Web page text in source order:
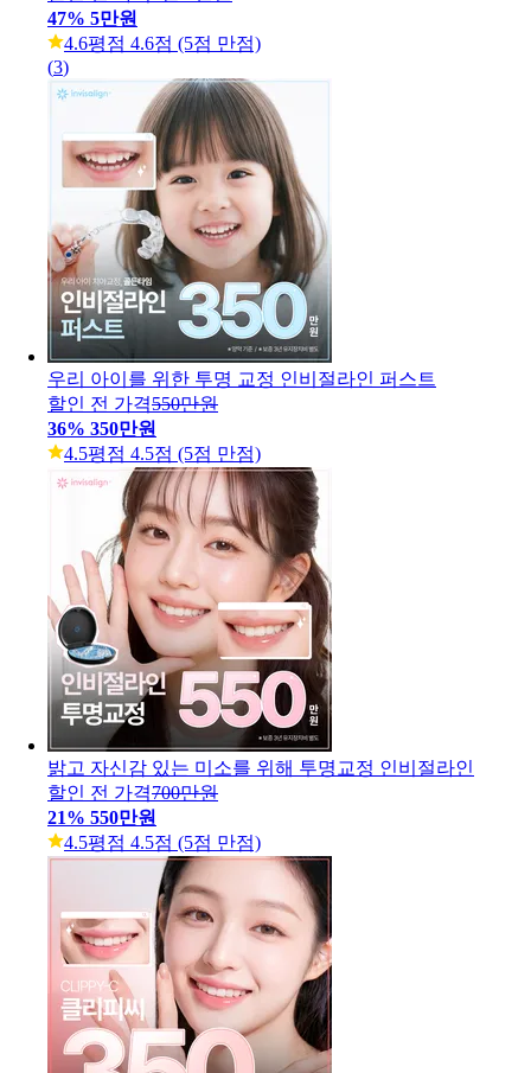
47% 5만원
4.6평점 4.6점 (5점 만점)
(3)
우리 아이를 위한 투명 교정 인비절라인 퍼스트
할인 전 가격550만원
36% 350만원
4.5평점 4.5점 (5점 만점)
밝고 자신감 있는 미소를 위해 투명교정 인비절라인
할인 전 가격700만원
21% 550만원
4.5평점 4.5점 (5점 만점)